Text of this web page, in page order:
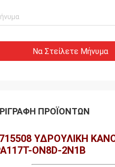
Να Στείλετε Μήνυμα
ΠΡΟΪΌΝΤΩΝ
ΥΔΡΟΥΛΙΚΗ
ON8D-2N1B